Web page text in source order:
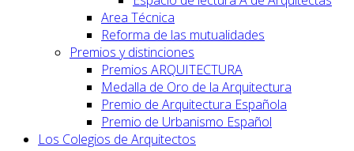
Area Técnica
Reforma de las mutualidades
Premios y distinciones
Premios ARQUITECTURA
Medalla de Oro de la Arquitectura
Premio de Arquitectura Española
Premio de Urbanismo Español
Los Colegios de Arquitectos